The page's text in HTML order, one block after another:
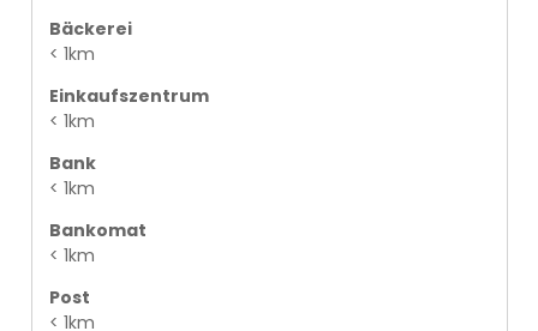
Bäckerei
< 1km
Einkaufszentrum
< 1km
Bank
< 1km
Bankomat
< 1km
Post
< 1km